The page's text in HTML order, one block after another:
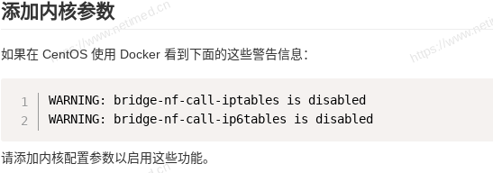
添加内核参数
如果在 CentOS 使用 Docker 看到下面的这些警告信息：
WARNING: bridge-nf-call-iptables is disabled
WARNING: bridge-nf-call-ip6tables is disabled
请添加内核配置参数以启用这些功能。